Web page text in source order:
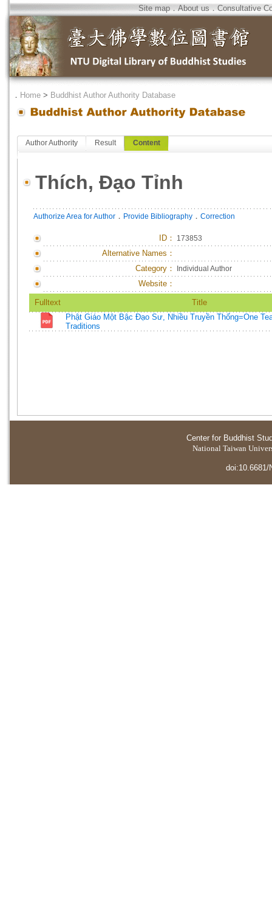
Site map．About us．Consultative
． Home > Buddhist Author Authority Database
Author Authority Result Content
Thích, Đạo Tỉnh
Authorize Area for Author ． Provide Bibliography ． Correction
ID ： 173853
Alternative Names：
Category：
Individual Author
Website：
Fulltext
Title
Phật Giáo Một Bậc Đạo Sư, Nhiều Truyền Thống=One
Traditions
Center for Buddhist
National Taiwan
doi:10.6681/